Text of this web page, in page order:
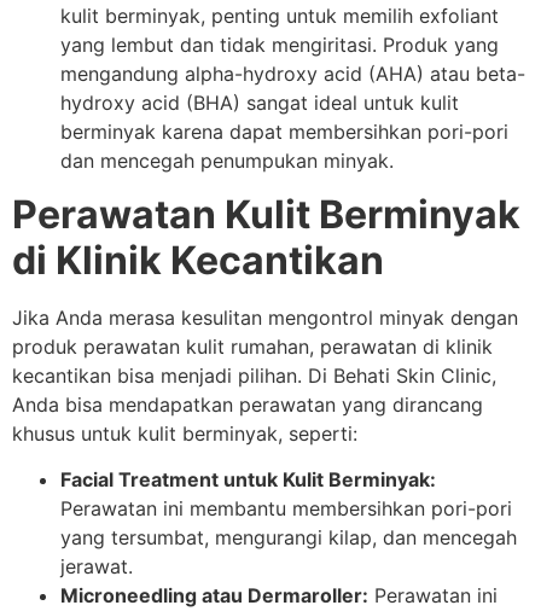
kulit berminyak, penting untuk memilih exfoliant
yang lembut dan tidak mengiritasi. Produk yang
mengandung alpha-hydroxy acid (AHA) atau beta-
hydroxy acid (BHA) sangat ideal untuk kulit
berminyak karena dapat membersihkan pori-pori
dan mencegah penumpukan minyak.
Perawatan Kulit Berminyak
di Klinik Kecantikan
Jika Anda merasa kesulitan mengontrol minyak dengan
produk perawatan kulit rumahan, perawatan di klinik
kecantikan bisa menjadi pilihan. Di Behati Skin Clinic,
Anda bisa mendapatkan perawatan yang dirancang
khusus untuk kulit berminyak, seperti:
Facial Treatment untuk Kulit Berminyak:
Perawatan ini membantu membersihkan pori-pori
yang tersumbat, mengurangi kilap, dan mencegah
jerawat.
Microneedling atau Dermaroller: Perawatan ini